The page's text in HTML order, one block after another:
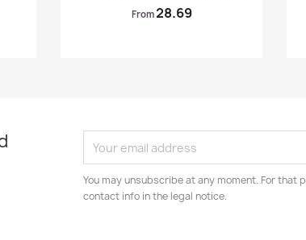
From28.69
You may unsubscribe at any moment. For that
contact info in the legal notice.